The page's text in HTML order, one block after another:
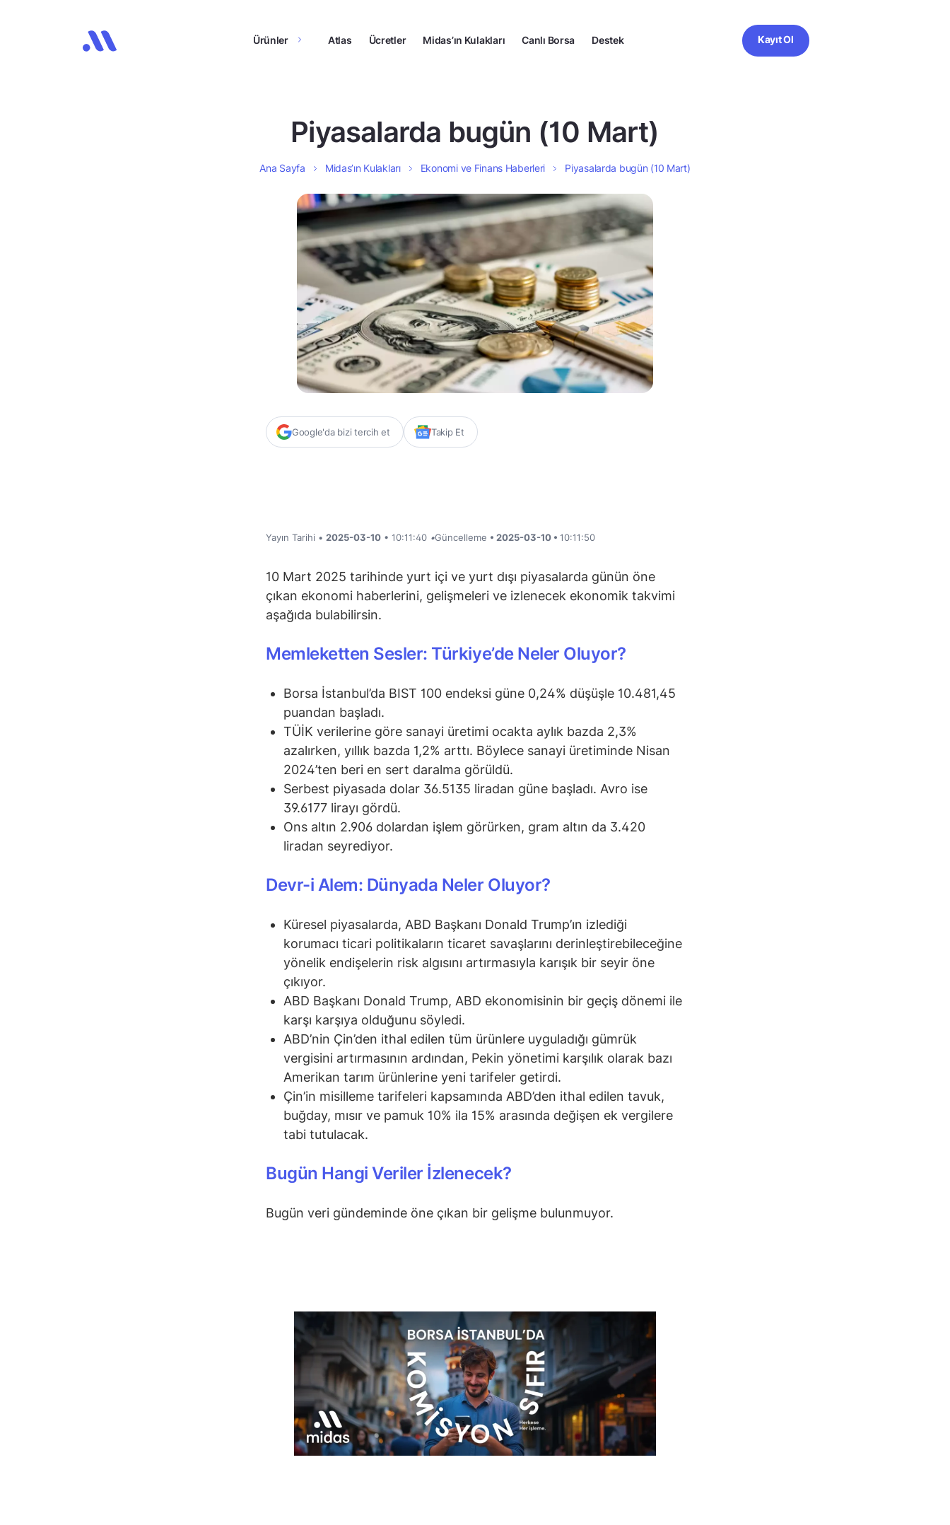
Ürünler Atlas Ücretler Midas’ın Kulakları Canlı Borsa Destek Kayıt Ol
Piyasalarda bugün (10 Mart)
Ana Sayfa Midas’ın Kulakları Ekonomi ve Finans Haberleri Piyasalarda bugün (10 Mart)
Google'da bizi tercih et Takip Et
Yayın Tarihi • 2025-03-10 • 10:11:40 •Güncelleme • 2025-03-10 • 10:11:50
10 Mart 2025 tarihinde yurt içi ve yurt dışı piyasalarda günün öne
çıkan ekonomi haberlerini, gelişmeleri ve izlenecek ekonomik takvimi
aşağıda bulabilirsin.
Memleketten Sesler: Türkiye’de Neler Oluyor?
Borsa İstanbul’da BIST 100 endeksi güne 0,24% düşüşle 10.481,45
puandan başladı.
TÜİK verilerine göre sanayi üretimi ocakta aylık bazda 2,3%
azalırken, yıllık bazda 1,2% arttı. Böylece sanayi üretiminde Nisan
2024’ten beri en sert daralma görüldü.
Serbest piyasada dolar 36.5135 liradan güne başladı. Avro ise
39.6177 lirayı gördü.
Ons altın 2.906 dolardan işlem görürken, gram altın da 3.420
liradan seyrediyor.
Devr-i Alem: Dünyada Neler Oluyor?
Küresel piyasalarda, ABD Başkanı Donald Trump’ın izlediği
korumacı ticari politikaların ticaret savaşlarını derinleştirebileceğine
yönelik endişelerin risk algısını artırmasıyla karışık bir seyir öne
çıkıyor.
ABD Başkanı Donald Trump, ABD ekonomisinin bir geçiş dönemi ile
karşı karşıya olduğunu söyledi.
ABD’nin Çin’den ithal edilen tüm ürünlere uyguladığı gümrük
vergisini artırmasının ardından, Pekin yönetimi karşılık olarak bazı
Amerikan tarım ürünlerine yeni tarifeler getirdi.
Çin’in misilleme tarifeleri kapsamında ABD’den ithal edilen tavuk,
buğday, mısır ve pamuk 10% ila 15% arasında değişen ek vergilere
tabi tutulacak.
Bugün Hangi Veriler İzlenecek?
Bugün veri gündeminde öne çıkan bir gelişme bulunmuyor.